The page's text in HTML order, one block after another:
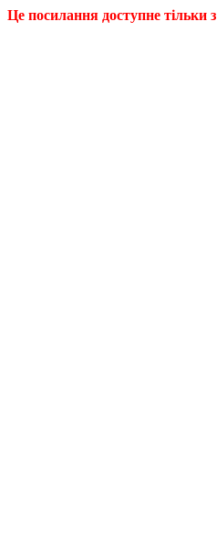
Це посилання доступне тільки з